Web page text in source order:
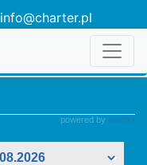
info@charter.pl